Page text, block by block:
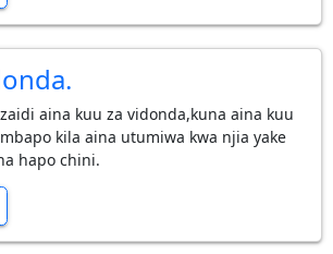
aina kuu za vidonda,kuna aina kuu
kila aina utumiwa kwa njia yake
hapo chini.